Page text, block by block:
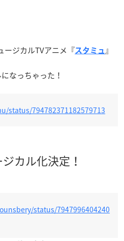
ージカルTVアニメ『スタミュ 』
なっちゃった！
status/794782371182579713
カル化決定！
status/7947996404240